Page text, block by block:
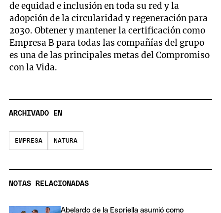
de equidad e inclusión en toda su red y la
adopción de la circularidad y regeneración para
2030. Obtener y mantener la certificación como
Empresa B para todas las compañías del grupo
es una de las principales metas del Compromiso
con la Vida.
ARCHIVADO EN
EMPRESA NATURA
NOTAS RELACIONADAS
Abelardo de la Espriella asumió como